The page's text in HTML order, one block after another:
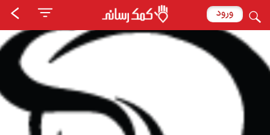
ورود